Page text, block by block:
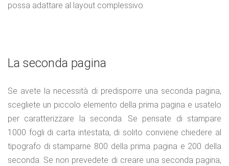
possa adattare al layout complessivo.
La seconda pagina
Se avete la necessità di predisporre una seconda pagina,
scegliete un piccolo elemento della prima pagina e usatelo
per caratterizzare la seconda. Se pensate di stampare
1000 fogli di carta intestata, di solito conviene chiedere al
tipografo di stamparne 800 della prima pagina e 200 della
seconda. Se non prevedete di creare una seconda pagina,